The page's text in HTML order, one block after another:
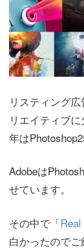
リスティング
リエイティブ
年は
Adobeは
せています。
その中で「
白かったのでご